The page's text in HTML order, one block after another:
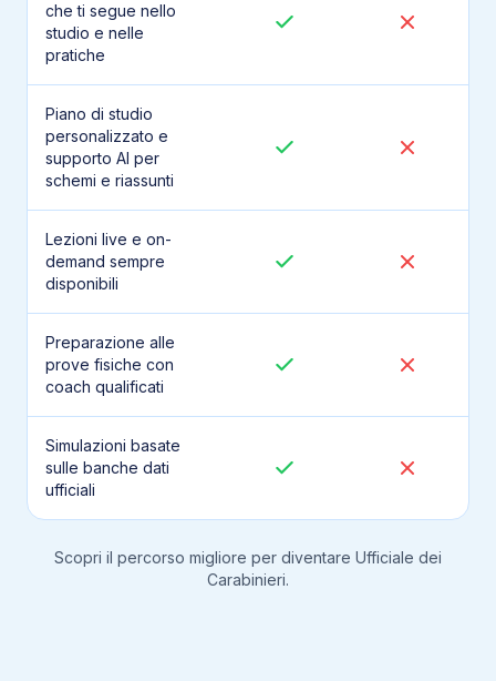
che ti segue nello
studio e nelle
pratiche
Piano di studio
personalizzato e
supporto AI per
schemi e riassunti
Lezioni live e on-
demand sempre
disponibili
Preparazione alle
prove fisiche con
coach qualificati
Simulazioni basate
sulle banche dati
ufficiali
Scopri il percorso migliore per diventare Ufficiale dei
Carabinieri.